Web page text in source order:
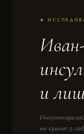
★
и
не кричит о